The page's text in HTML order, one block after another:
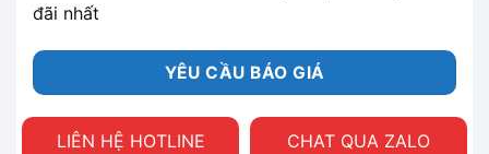
đãi nhất
YÊU CẦU BÁO GIÁ
LIÊN HỆ HOTLINE
CHAT QUA ZALO